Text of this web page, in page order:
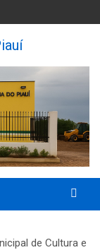
do
de Cultura e